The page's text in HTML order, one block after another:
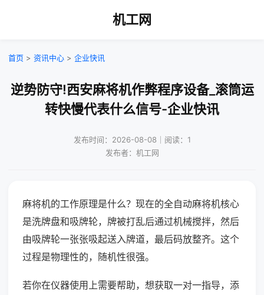
机工网
首页 > 资讯中心 > 企业快讯
逆势防守!西安麻将机作弊程序设备_滚筒运
转快慢代表什么信号-企业快讯
发布时间：2026-08-08｜阅读：1
发布者：机工网
麻将机的工作原理是什么？现在的全自动麻将机核心
是洗牌盘和吸牌轮，牌被打乱后通过机械搅拌，然后
由吸牌轮一张张吸起送入牌道，最后码放整齐。这个
过程是物理性的，随机性很强。
若你在仪器使用上需要帮助，想获取一对一指导，添